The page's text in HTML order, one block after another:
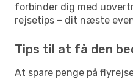
forbinder dig med
rejsetips – dit næste
Tips til at få den
At spare penge på